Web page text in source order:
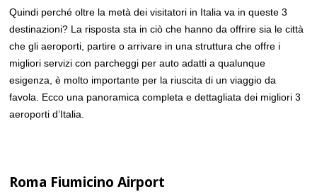
Quindi perché oltre la metà dei visitatori in Italia va in queste 3
destinazioni? La risposta sta in ciò che hanno da offrire sia le città
che gli aeroporti, partire o arrivare in una struttura che offre i
migliori servizi con parcheggi per auto adatti a qualunque
esigenza, è molto importante per la riuscita di un viaggio da
favola. Ecco una panoramica completa e dettagliata dei migliori 3
aeroporti d’Italia.
Roma Fiumicino Airport